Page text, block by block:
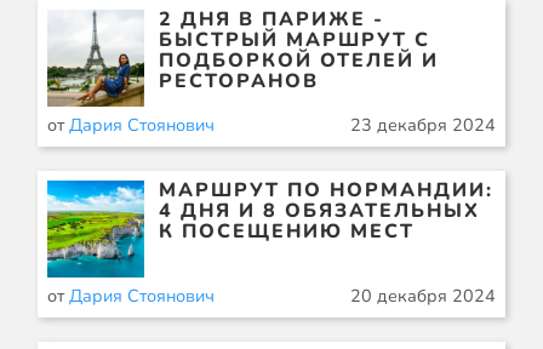
2 ДНЯ В ПАРИЖЕ -
БЫСТРЫЙ МАРШРУТ С
ПОДБОРКОЙ ОТЕЛЕЙ И
РЕСТОРАНОВ
отДария Стоянович 23 декабря 2024
МАРШРУТ ПО НОРМАНДИИ:
4 ДНЯ И 8 ОБЯЗАТЕЛЬНЫХ
К ПОСЕЩЕНИЮ МЕСТ
отДария Стоянович 20 декабря 2024